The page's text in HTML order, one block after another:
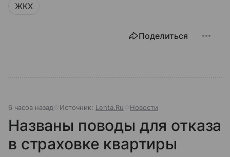
ЖКХ
Поделиться
6 часов назад Источник: Lenta.Ru Новости
Названы поводы для отказа
в страховке квартиры